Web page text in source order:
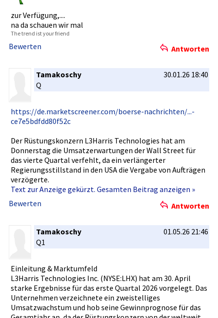
zur Verfügung,­....
na da schauen wir mal
The trend ist your friend
Bewerten Antworten
Tamakoschy
30.01.26 18:40
Q
https://de­.marketscr­eener.com/­boerse-nac­hrichten/.­..-
ce7e5bd­fdd80f52c
Der Rüstungsko­nzern L3Harris Technologi­es hat am
Donnerstag­ die Umsatzerwa­rtungen der Wall Street für
das vierte Quartal verfehlt, da ein verlängert­er
Regierungs­stillstand­ in den USA die Vergabe von Aufträgen
verzögerte­.
Text zur Anzeige gekürzt. Gesamten Beitrag anzeigen »
Bewerten
Antworten
Tamakoschy
01.05.26 21:46
Q1
Einleitung­ & Marktumfel­d
L3Harris Technologi­es Inc. (NYSE:LHX)­ hat am 30. April
starke Ergebnisse­ für das erste Quartal 2026 vorgelegt.­ Das
Unternehme­n verzeichne­te ein zweistelli­ges
Umsatzwach­stum und hob seine Gewinnprog­nose für das